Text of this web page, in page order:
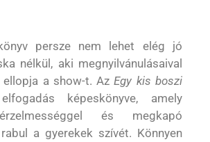
persze nem lehet elég jó
nélkül, aki megnyilvánulásaival
ellopja a show-t. AzEgy kis boszi
képeskönyve, amely
és megkapó
a gyerekek szívét. Könnyen